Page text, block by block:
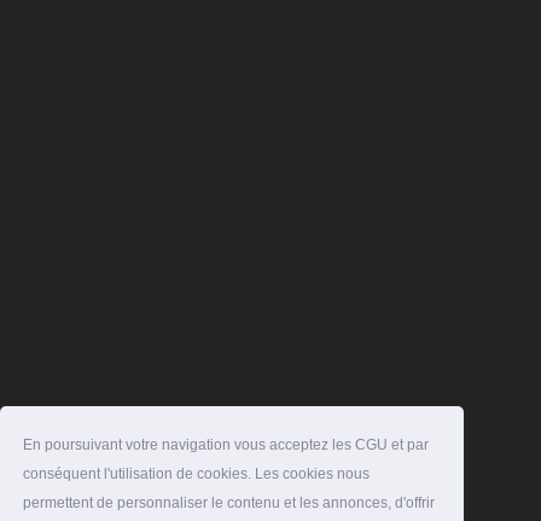
En poursuivant votre navigation vous acceptez les CGU et par
conséquent l'utilisation de cookies. Les cookies nous
permettent de personnaliser le contenu et les annonces, d'offrir